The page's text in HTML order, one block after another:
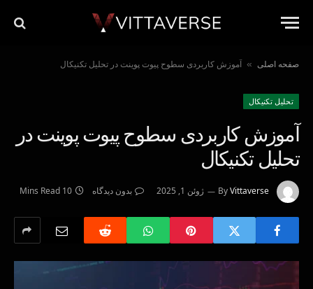
صفحه اصلی » آموزش کاربردی سطوح پیوت پوینت در تحلیل تکنیکال
تحليل تكنيكال
آموزش کاربردی سطوح پیوت پوینت در
تحلیل تکنیکال
ByVittaverse ژوئن 1, 2025 بدون دیدگاه 10 Mins Read